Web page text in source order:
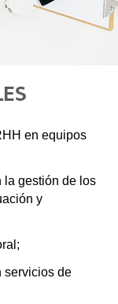
en equipos
la gestión de los
y
servicios de